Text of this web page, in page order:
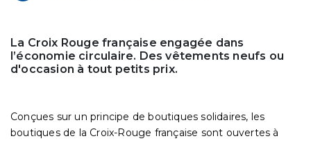
La Croix Rouge française engagée dans
l’économie circulaire. Des vêtements neufs ou
d'occasion à tout petits prix.
Conçues sur un principe de boutiques solidaires, les
boutiques de la Croix-Rouge française sont ouvertes à